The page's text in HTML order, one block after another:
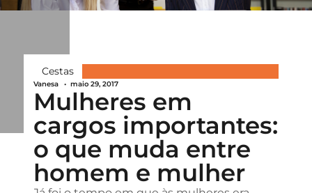
Cestas
Vanesa • maio 29, 2017
Mulheres em
cargos importantes:
o que muda entre
homem e mulher